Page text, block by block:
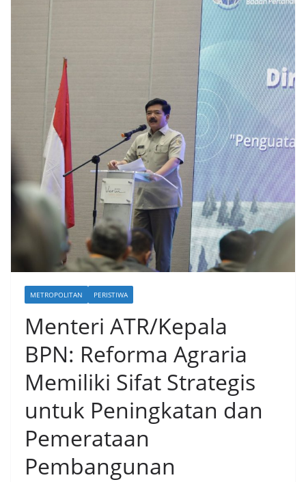
METROPOLITAN PERISTIWA
Menteri ATR/Kepala
BPN: Reforma Agraria
Memiliki Sifat Strategis
untuk Peningkatan dan
Pemerataan
Pembangunan